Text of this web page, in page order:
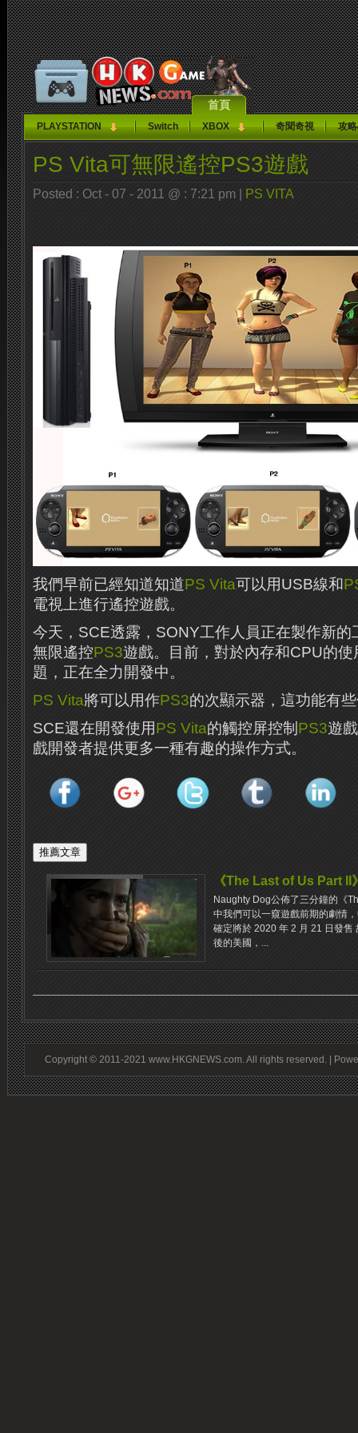
首頁
PLAYSTATION Switch XBOX 奇聞奇視 攻
PS Vita可無限遙控PS3遊戲
Posted : Oct - 07 - 2011 @ : 7:21 pm | PS VITA
我們早前已經知道知道PS Vita可以用USB線和
電視上進行遙控遊戲。
今天，SCE透露，SONY工作人員正在製作新的
無限遙控PS3遊戲。
目前，對於內存和CPU的
題，正在全力開發中。
PS Vita將可以用作PS3的次顯示器，這功能有
SCE還在開發使用PS Vita的觸控屏控制 PS3遊
戲開發者提供更多一種有趣的操作方式。
《The Last of Us Part II
Naughty Dog公佈了三分鐘的《
中我們可以一窺遊戲前期的劇情
確定將於 2020 年 2 月 21 日發售
後的美國，...
Copyright © 2011-2021 www.HKGNEWS.com. All rights reserved. |